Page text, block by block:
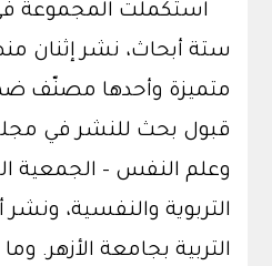
استكملت المجموعة في
ستة أبحاث، نشر إثنان
قبول بحث للنشر في
وعلم النفس – الجمعية
التربوية والنفسية،
التربية بجامعة الأزهر.